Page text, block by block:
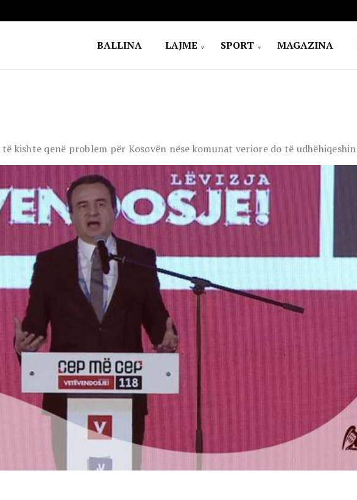
BALLINA LAJME SPORT MAGAZINA
kishte qenë problem për Kosovën nëse komunat veriore do të